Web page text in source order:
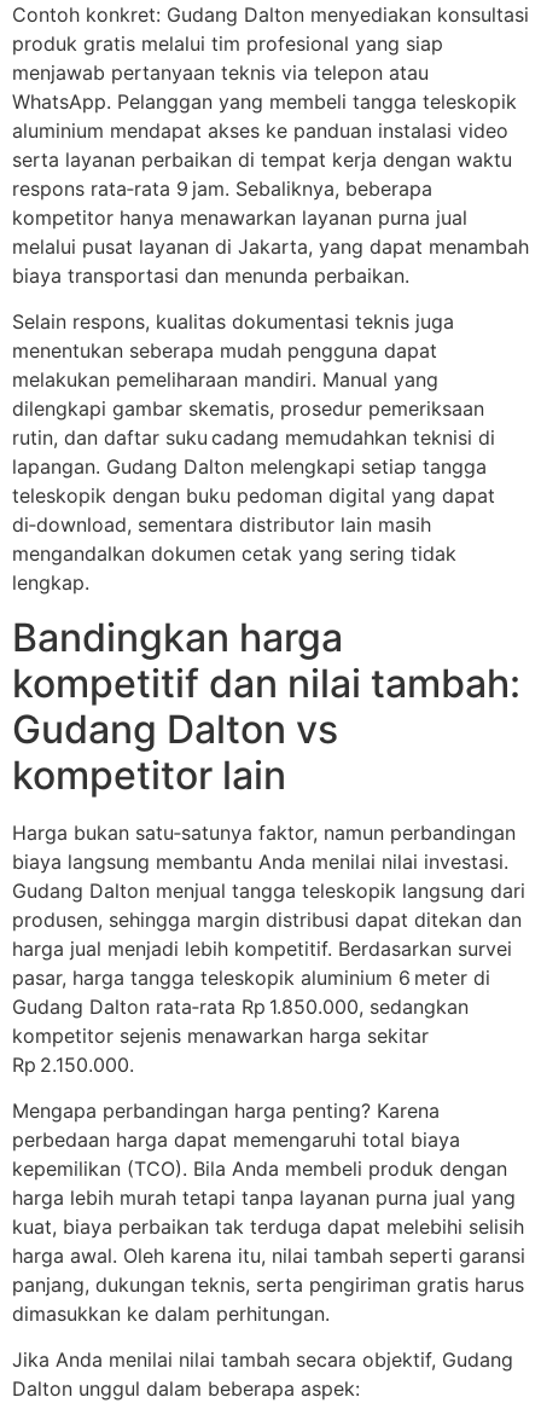
Contoh konkret: Gudang Dalton menyediakan konsultasi
produk gratis melalui tim profesional yang siap
menjawab pertanyaan teknis via telepon atau
WhatsApp. Pelanggan yang membeli tangga teleskopik
aluminium mendapat akses ke panduan instalasi video
serta layanan perbaikan di tempat kerja dengan waktu
respons rata‑rata 9 jam. Sebaliknya, beberapa
kompetitor hanya menawarkan layanan purna jual
melalui pusat layanan di Jakarta, yang dapat menambah
biaya transportasi dan menunda perbaikan.
Selain respons, kualitas dokumentasi teknis juga
menentukan seberapa mudah pengguna dapat
melakukan pemeliharaan mandiri. Manual yang
dilengkapi gambar skematis, prosedur pemeriksaan
rutin, dan daftar suku cadang memudahkan teknisi di
lapangan. Gudang Dalton melengkapi setiap tangga
teleskopik dengan buku pedoman digital yang dapat
di‑download, sementara distributor lain masih
mengandalkan dokumen cetak yang sering tidak
lengkap.
Bandingkan harga
kompetitif dan nilai tambah:
Gudang Dalton vs
kompetitor lain
Harga bukan satu‑satunya faktor, namun perbandingan
biaya langsung membantu Anda menilai nilai investasi.
Gudang Dalton menjual tangga teleskopik langsung dari
produsen, sehingga margin distribusi dapat ditekan dan
harga jual menjadi lebih kompetitif. Berdasarkan survei
pasar, harga tangga teleskopik aluminium 6 meter di
Gudang Dalton rata‑rata Rp 1.850.000, sedangkan
kompetitor sejenis menawarkan harga sekitar
Rp 2.150.000.
Mengapa perbandingan harga penting? Karena
perbedaan harga dapat memengaruhi total biaya
kepemilikan (TCO). Bila Anda membeli produk dengan
harga lebih murah tetapi tanpa layanan purna jual yang
kuat, biaya perbaikan tak terduga dapat melebihi selisih
harga awal. Oleh karena itu, nilai tambah seperti garansi
panjang, dukungan teknis, serta pengiriman gratis harus
dimasukkan ke dalam perhitungan.
Jika Anda menilai nilai tambah secara objektif, Gudang
Dalton unggul dalam beberapa aspek: